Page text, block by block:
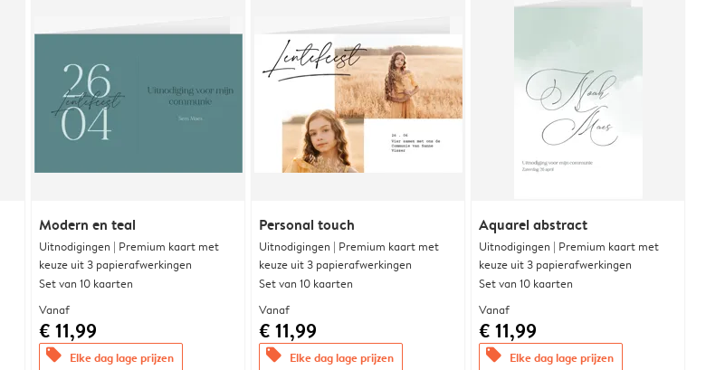
Modern en teal
Uitnodigingen | Premium kaart met
keuze uit 3 papierafwerkingen
Set van 10 kaarten
Vanaf
€ 11,99
offers Elke dag lage prijzen
Personal touch
Uitnodigingen | Premium kaart met
keuze uit 3 papierafwerkingen
Set van 10 kaarten
Vanaf
€ 11,99
offers Elke dag lage prijzen
Aquarel abstract
Uitnodigingen | Premium kaart met
keuze uit 3 papierafwerkingen
Set van 10 kaarten
Vanaf
€ 11,99
offers Elke dag lage prijzen